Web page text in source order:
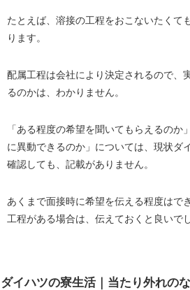
たとえば、溶接の工程をおこないたくて
ります。
配属工程は会社により決定されるので、
るのかは、わかりません。
「ある程度の希望を聞いてもらえるのか
に異動できるのか」については、現状ダ
確認しても、記載がありません。
あくまで面接時に希望を伝える程度はで
工程がある場合は、伝えておくと良いで
ダイハツの寮生活｜当たり外れの